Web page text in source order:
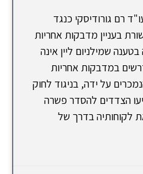
רם גורודיסקי כנגד
בעניין מדבקות אחריות
שמילניום ליין אינה
במדבקות אחריות
על ידה, בניגוד לחוק
הצדדים להסדר פשרה
לקוחותיה בדרך של